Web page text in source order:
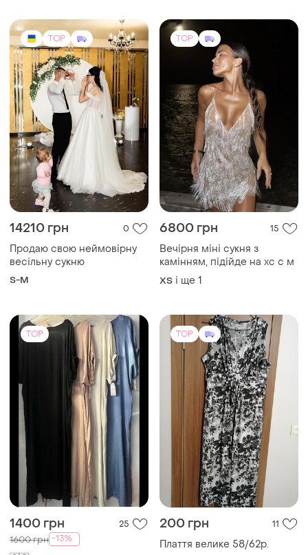
TOP
14210 грн 0
Продаю свою неймовірну
весільну сукню
S-M
TOP
6800 грн 15
Вечірня міні сукня з
камінням, підійде на хс с м
ХS і ще 1
TOP
1400 грн 25
1600 грн -13%
TOP
200 грн 11
Плаття велике 58/62р.